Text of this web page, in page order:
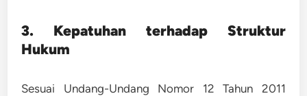
3. Kepatuhan terhadap Struktur
Hukum
Sesuai Undang-Undang Nomor 12 Tahun 2011